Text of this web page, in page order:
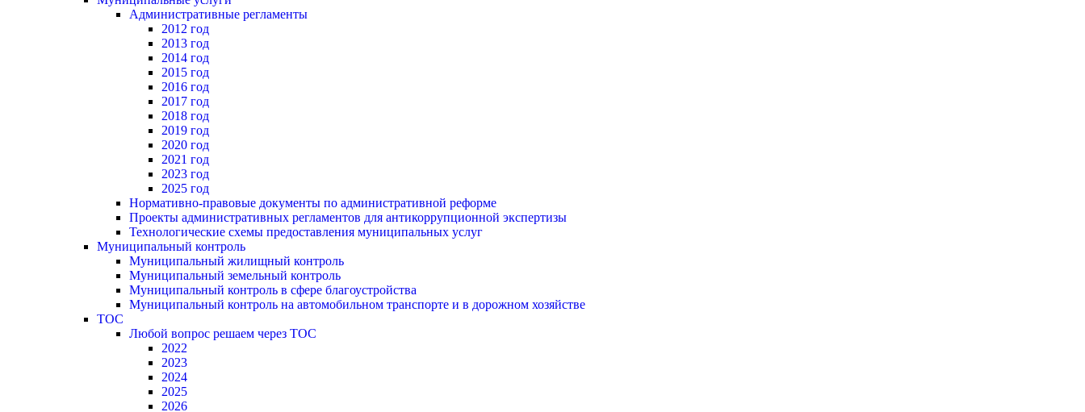
Административные регламенты
2012 год
2013 год
2014 год
2015 год
2016 год
2017 год
2018 год
2019 год
2020 год
2021 год
2023 год
2025 год
Нормативно-правовые документы по административной реформе
Проекты административных регламентов для антикоррупционной экспертизы
Технологические схемы предоставления муниципальных услуг
Муниципальный контроль
Муниципальный жилищный контроль
Муниципальный земельный контроль
Муниципальный контроль в сфере благоустройства
Муниципальный контроль на автомобильном транспорте и в дорожном хозяйстве
ТОС
Любой вопрос решаем через ТОС
2022
2023
2024
2025
2026